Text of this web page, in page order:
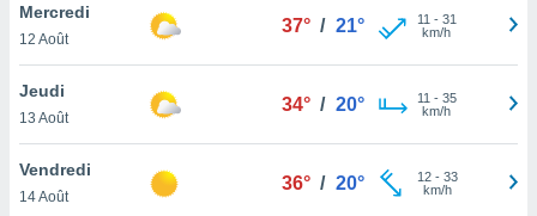
la
du
en
Mercredi
12 Août
37° / 21° 11 - 31
km/h
Jeudi
13 Août
34° / 20° 11 - 35
km/h
Vendredi
14 Août
36° / 20° 12- 33
km/h